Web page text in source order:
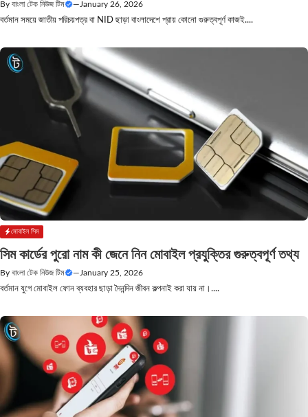
By বাংলা টেক নিউজ টিম — January 26, 2026
বর্তমান সময়ে জাতীয় পরিচয়পত্র বা NID ছাড়া বাংলাদেশে প্রায় কোনো গুরুত্বপূর্ণ কাজই....
মোবাইল সিম
সিম কার্ডের পুরো নাম কী জেনে নিন মোবাইল প্রযুক্তির গুরুত্বপূর্ণ তথ্য
By বাংলা টেক নিউজ টিম — January 25, 2026
বর্তমান যুগে মোবাইল ফোন ব্যবহার ছাড়া দৈনন্দিন জীবন কল্পনাই করা যায় না।....